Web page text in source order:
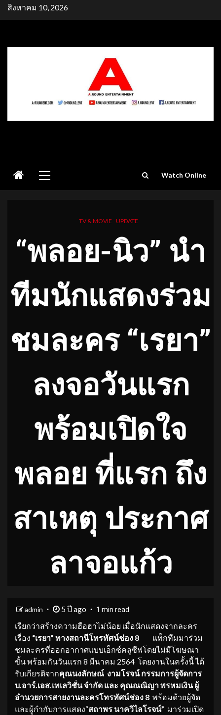
Skipสิงหาคม 10, 2026
Menu
Watch Online
TV & MOVIE UPDATE
“พลอย-นิว” นำ
ทีมนักแสดงร่วม
ชมละคร “เรยา”
ลงจอวันแรก
พร้อมเปิดใจ
พลอย ที่แรก ถึง
สาเหตุ ประกาศ
ลาจอแก้ว
admin 5 ปี ago 1 min read
เรียกว่าสร้างความฮือฮาไม่น้อย เมื่อนักแสดงจากละคร
เรื่อง “เรยา” ทางสถานีโทรทัศน์ช่อง 8 แท็กทีมมาร่วม
ชมละครที่ออกอากาศแบบเอ็กซ์คลูซีฟโดยไม่มีโฆษณา
ขั้น พร้อมกันวันแรก 8 มีนาคม 2564 โดยงานในครั้งนี้ ได้
รับเกียรติจากคุณนงลักษณ์ งามโรจน์ กรรมการผู้จัดการ
บ.อาร์.เอส.เทเลวิชั่น จำกัด และ คุณณณิญา พรหมเงิน ผู้
อำนวยการสายงานละครโทรทัศน์ช่อง 8 พร้อมด้วยผู้จัด
และผู้กำกับการแสดง“สถาพร นาควิไลโรจน์” มาร่วมเปิด